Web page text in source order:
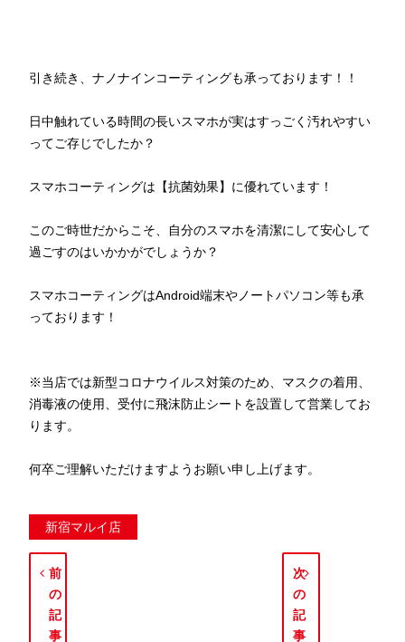
引き続き、ナノナインコーティングも承っております！！
日中触れている時間の長いスマホが実はすっごく汚れやすい
ってご存じでしたか？
スマホコーティングは【抗菌効果】に優れています！
このご時世だからこそ、自分のスマホを清潔にして安心して
過ごすのはいかかがでしょうか？
スマホコーティングはAndroid端末やノートパソコン等も承
っております！
※当店では新型コロナウイルス対策のため、マスクの着用、
消毒液の使用、受付に飛沫防止シートを設置して営業してお
ります。
何卒ご理解いただけますようお願い申し上げます。
新宿マルイ店
前
の
記
事
次
の
記
事